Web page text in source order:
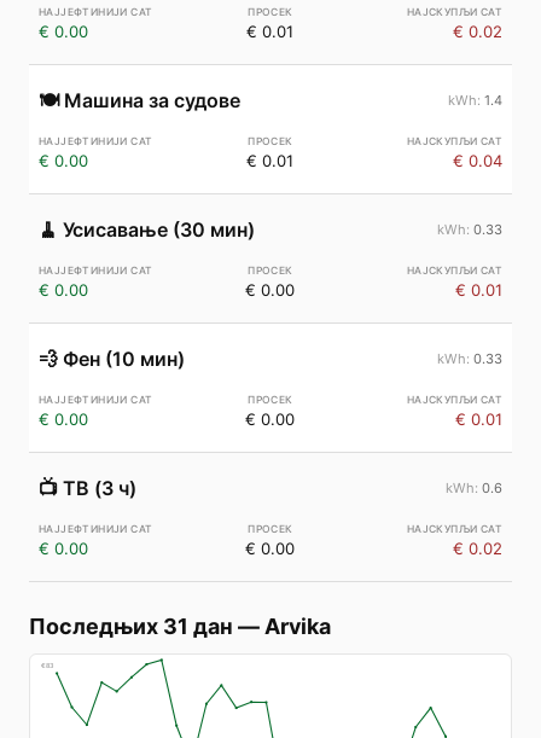
€ 0.00 € 0.01 € 0.02
🍽️ Машина за судове 1.4
€ 0.00 € 0.01 € 0.04
🧹 Усисавање (30 мин) 0.33
€ 0.00 € 0.00 € 0.01
💨 Фен (10 мин) 0.33
€ 0.00 € 0.00 € 0.01
📺 ТВ (3 ч) 0.6
€ 0.00 € 0.00 € 0.02
Последњих 31 дан — Arvika
€83